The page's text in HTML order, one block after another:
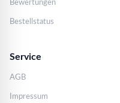
Bewertungen
Bestellstatus
Service
AGB
Impressum